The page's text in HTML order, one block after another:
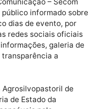
inúmeras movimentações de
com o Serviço
e Pequenas Empresas